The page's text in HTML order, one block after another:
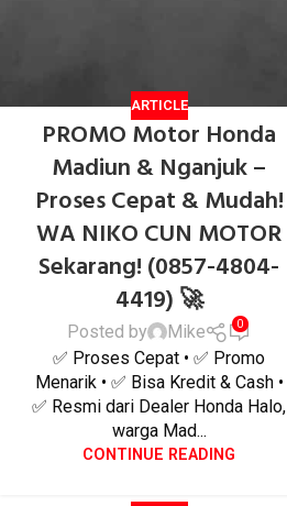
ARTICLE
PROMO Motor Honda
Madiun & Nganjuk –
Proses Cepat & Mudah!
WA NIKO CUN MOTOR
Sekarang! (0857-4804-
4419) 🚀
Posted by Mike 0
✅ Proses Cepat • ✅ Promo
Menarik • ✅ Bisa Kredit & Cash •
✅ Resmi dari Dealer Honda Halo,
warga Mad...
CONTINUE READING